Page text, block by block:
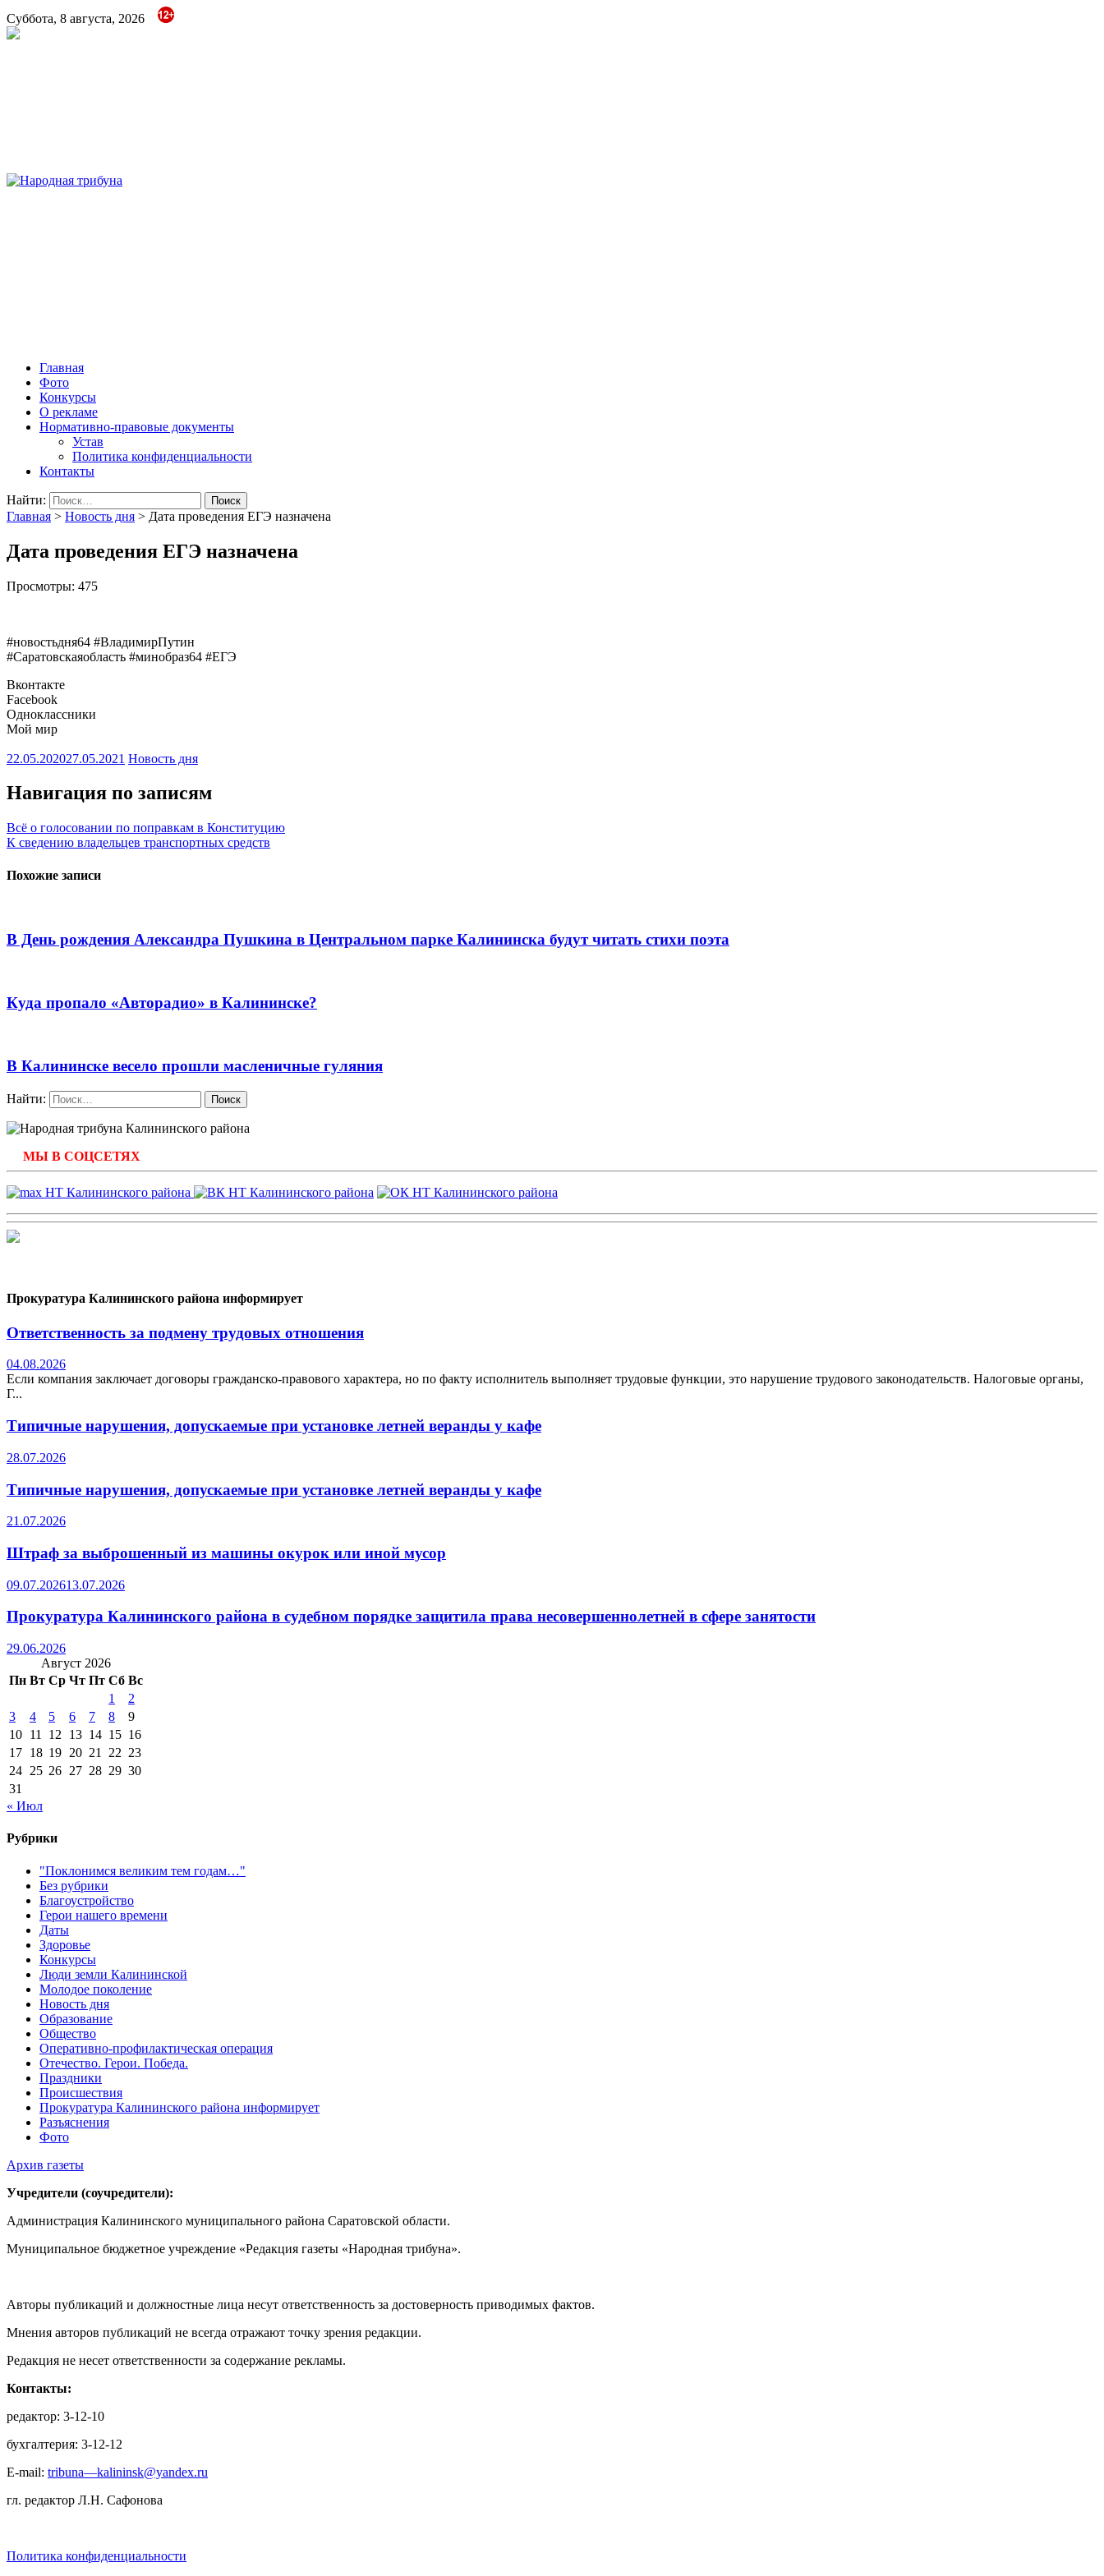
Суббота, 8 августа, 2026
Главная
Фото
Конкурсы
О рекламе
Нормативно-правовые документы
Устав
Политика конфиденциальности
Контакты
Найти:
Главная > Новость дня > Дата проведения ЕГЭ назначена
Дата проведения ЕГЭ назначена
Просмотры: 475
#новостьдня64 #ВладимирПутин
#Саратовскаяобласть #минобраз64 #ЕГЭ
Вконтакте
Facebook
Одноклассники
Мой мир
22.05.202027.05.2021 Новость дня
Навигация по записям
Всё о голосовании по поправкам в Конституцию
К сведению владельцев транспортных средств
Похожие записи
В День рождения Александра Пушкина в Центральном парке Калининска будут читать стихи поэта
Куда пропало «Авторадио» в Калининске?
В Калининске весело прошли масленичные гуляния
Найти:
МЫ В СОЦСЕТЯХ
Прокуратура Калининского района информирует
Ответственность за подмену трудовых отношения
04.08.2026
Если компания заключает договоры гражданско-правового характера, но по факту исполнитель выполняет трудовые функции, это нарушение трудового законодательств. Налоговые органы,
Г...
Типичные нарушения, допускаемые при установке летней веранды у кафе
28.07.2026
Типичные нарушения, допускаемые при установке летней веранды у кафе
21.07.2026
Штраф за выброшенный из машины окурок или иной мусор
09.07.202613.07.2026
Прокуратура Калининского района в судебном порядке защитила права несовершеннолетней в сфере занятости
29.06.2026
Август 2026
Пн Вт Ср Чт Пт Сб Вс
1
2
3
4 5 6 7 8
9
10 11 12 13 14 15 16
17 18 19 20 21 22 23
24 25 26 27 28 29 30
31
« Июл
Рубрики
"Поклонимся великим тем годам…"
Без рубрики
Благоустройство
Герои нашего времени
Даты
Здоровье
Конкурсы
Люди земли Калининской
Молодое поколение
Новость дня
Образование
Общество
Оперативно-профилактическая операция
Отечество. Герои. Победа.
Праздники
Происшествия
Прокуратура Калининского района информирует
Разъяснения
Фото
Архив газеты
Учредители (соучредители):
Администрация Калининского муниципального района Саратовской области.
Муниципальное бюджетное учреждение «Редакция газеты «Народная трибуна».
Авторы публикаций и должностные лица несут ответственность за достоверность приводимых фактов.
Мнения авторов публикаций не всегда отражают точку зрения редакции.
Редакция не несет ответственности за содержание рекламы.
Контакты:
редактор: 3-12-10
бухгалтерия: 3-12-12
E-mail: tribuna—kalininsk@yandex.ru
гл. редактор Л.Н. Сафонова
Политика конфиденциальности